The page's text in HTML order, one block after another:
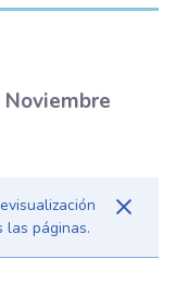
las páginas.